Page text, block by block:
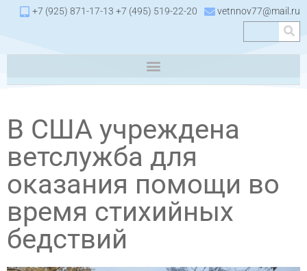
+7 (925) 871-17-13 +7 (495) 519-22-20 vetnnov77@mail.ru
В США учреждена
ветслужба для
оказания помощи во
время стихийных
бедствий